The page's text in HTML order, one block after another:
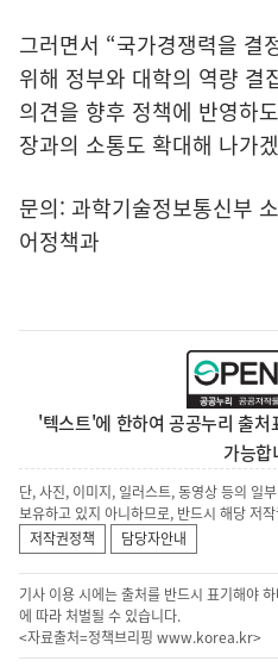
그러면서 “국가경쟁력을 결
위해 정부와 대학의 역량 결
의견을 향후 정책에 반영하
장과의 소통도 확대해 나가
문의: 과학기술정보통신부
어정책과
'텍스트'에 한하여 공공누리 출
가능합
단, 사진, 이미지, 일러스트, 동영상 등의 일
보유하고 있지 아니하므로, 반드시 해당 저
저작권정책
담당자안내
기사 이용 시에는 출처를 반드시 표기해야
에 따라 처벌될 수 있습니다.
<자료출처=정책브리핑 www.korea.kr>